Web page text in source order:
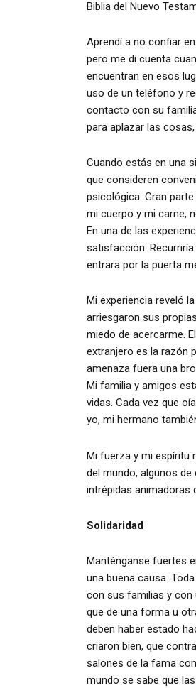
Biblia del Nuevo
Aprendí a no confiar
pero me di cuenta
encuentran en esos
uso de un teléfono y
contacto con su
para aplazar las
Cuando estás en una
que consideren
psicológica. Gran
mi cuerpo y mi carne,
En una de las
satisfacción.
entrara por la puerta
Mi experiencia reveló
arriesgaron sus
miedo de acercarme.
extranjero es la razón
amenaza fuera una
Mi familia y amigos
vidas. Cada vez que
yo, mi hermano
Mi fuerza y mi espíritu
del mundo, algunos
intrépidas animadoras
Solidaridad
Manténganse fuertes
una buena causa.
con sus familias y con
que de una forma u
deben haber estado
criaron bien, que
salones de la fama
mundo se sabe que